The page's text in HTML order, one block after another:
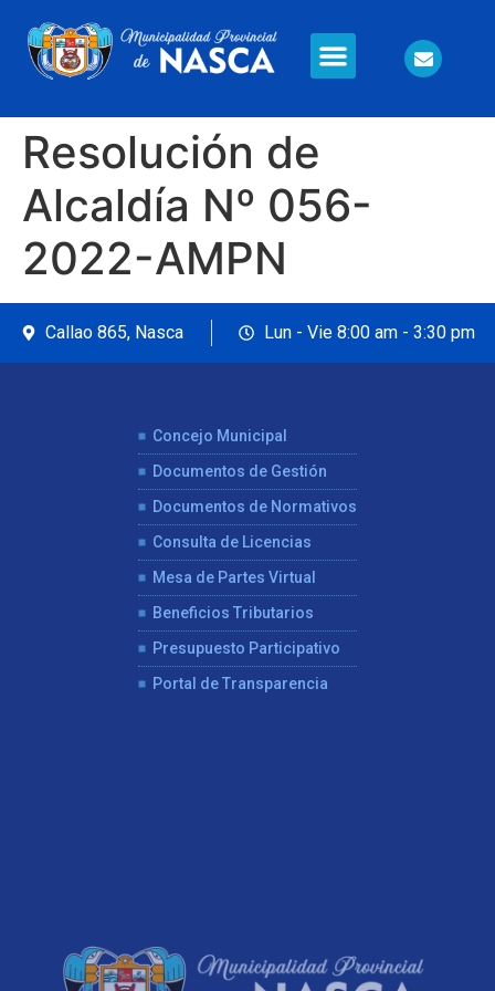
Resolución de
Alcaldía Nº 056-
2022-AMPN
Callao 865, Nasca Lun - Vie 8:00 am - 3:30 pm
Concejo Municipal
Documentos de Gestión
Documentos de Normativos
Consulta de Licencias
Mesa de Partes Virtual
Beneficios Tributarios
Presupuesto Participativo
Portal de Transparencia